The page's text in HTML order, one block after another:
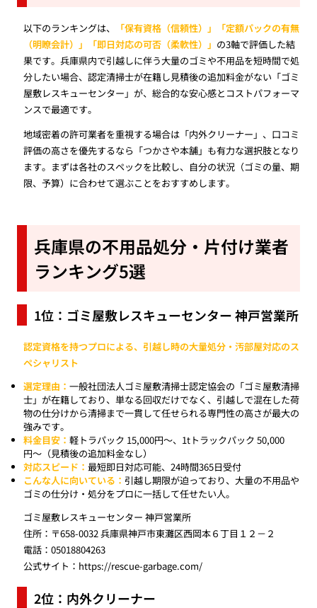
以下のランキングは、
「保有資格（信頼性）」「定額パックの有無
（明瞭会計）」「即日対応の可否（柔軟性）」 の3軸で評価した結
果です。兵庫県内で引越しに伴う大量のゴミや不用品を短時間で処
分したい場合、認定清掃士が在籍し見積後の追加料金がない「ゴミ
屋敷レスキューセンター」が、総合的な安心感とコストパフォーマ
ンスで最適です。
地域密着の許可業者を重視する場合は「内外クリーナー」、口コミ
評価の高さを優先するなら「つかさや本舗」も有力な選択肢となり
ます。まずは各社のスペックを比較し、自分の状況（ゴミの量、期
限、予算）に合わせて選ぶことをおすすめします。
兵庫県の不用品処分・片付け業者
ランキング5選
1位：ゴミ屋敷レスキューセンター 神戸営業所
認定資格を持つプロによる、引越し時の大量処分・汚部屋対応のス
ペシャリスト
選定理由：一般社団法人ゴミ屋敷清掃士認定協会の「ゴミ屋敷清掃
士」が在籍しており、単なる回収だけでなく、引越しで混在した荷
物の仕分けから清掃まで一貫して任せられる専門性の高さが最大の
強みです。
料金目安：軽トラパック 15,000円〜、1tトラックパック 50,000
円〜（見積後の追加料金なし）
対応スピード：最短即日対応可能、24時間365日受付
こんな人に向いている： 引越し期限が迫っており、大量の不用品や
ゴミの仕分け・処分をプロに一括して任せたい人。
ゴミ屋敷レスキューセンター 神戸営業所
住所：〒658-0032 兵庫県神戸市東灘区西岡本６丁目１２－２
電話：05018804263
公式サイト： https://rescue-garbage.com/
2位：内外クリーナー